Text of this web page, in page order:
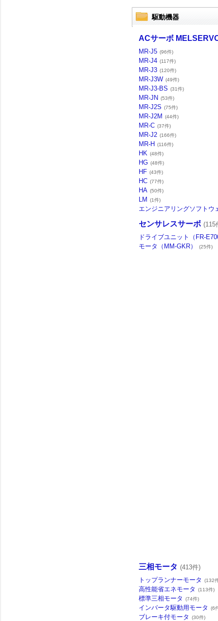
駆動機器
ACサーボ
MR-J5 (96件)
MR-J4 (117件)
MR-J3 (120件)
MR-J3W (49件)
MR-J3-BS (31件)
MR-JN (53件)
MR-J2S (75件)
MR-J2M (44件)
MR-C (37件)
MR-J2 (166件)
MR-H (116件)
HK (48件)
HG (48件)
HF (43件)
HC (77件)
HA (50件)
LM (1件)
エンジニアリングソフトウ
センサレスサーボ (115
ドライブユニット（FR-
モータ（MM-GKR）
(25件)
三相モータ (413件)
トップランナーモータ
(132
高性能省エネモータ (113件)
標準三相モータ (74件)
インバータ駆動用モータ (6
ブレーキ付モータ (30件)